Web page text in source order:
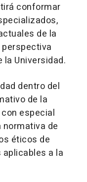
conformar
de la
Universidad.
dentro del
de la
especial
de
éticos de
a la